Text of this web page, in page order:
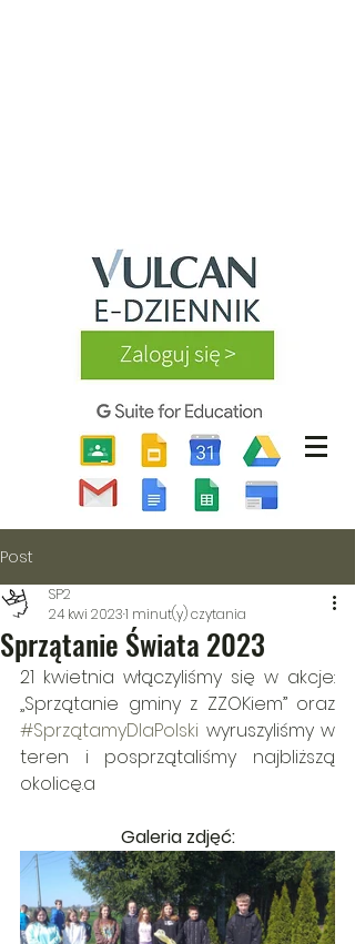
Post
Sprzątanie Świata 2023
SP2
24 kwi 20231 minut(y) czytania
21 kwietnia włączyliśmy się w akcje:
#SprzątamyDlaPolski wyruszyliśmy w
teren i posprzątaliśmy najbliższą
okolicę.a
Galeria zdjęć: